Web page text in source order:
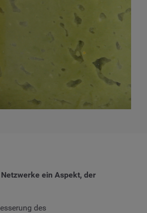
ein Aspekt, der
des